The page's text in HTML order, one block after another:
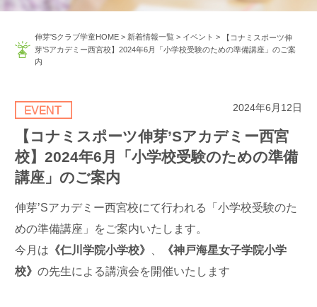
伸芽'Sクラブ学童HOME> 新着情報一覧> イベント >
【コナミスポーツ伸
芽’Sアカデミー西宮校】2024年6月「小学校受験のための準備講座」のご案
内
2024年6月12日
【コナミスポーツ伸芽’Sアカデミー西宮
校】2024年6月「小学校受験のための準備
講座」のご案内
伸芽’Sアカデミー西宮校にて行われる「小学校受験のた
めの準備講座」をご案内いたします。
今月は 《仁川学院小学校》
《神戸海星女子学院小学
校》 の先生による講演会を開催いたします